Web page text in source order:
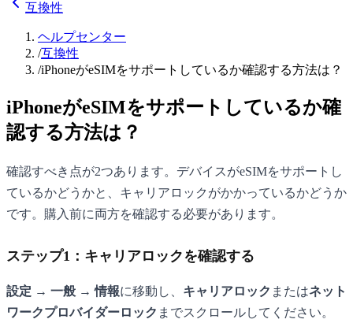
互換性
ヘルプセンター
/互換性
/iPhoneがeSIMをサポートしているか確認する方法は？
iPhoneがeSIMをサポートしているか確
認する方法は？
確認すべき点が2つあります。デバイスがeSIMをサポートし
ているかどうかと、キャリアロックがかかっているかどうか
です。購入前に両方を確認する必要があります。
ステップ1：キャリアロックを確認する
設定 → 一般 → 情報に移動し、 キャリアロック またはネット
ワークプロバイダーロック までスクロールしてください。